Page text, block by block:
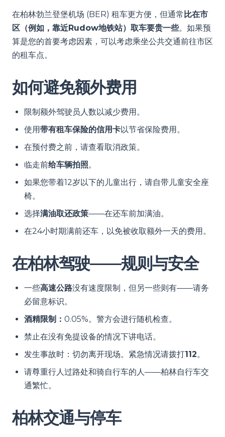
在柏林勃兰登堡机场 (BER) 租车更方便，但通常 比在市
区（例如，靠近Rudow地铁站）取车要贵一些。如果预
算是您的首要考虑因素，可以考虑乘坐公共交通前往市区
的租车点。
如何避免额外费用
限制额外驾驶员人数以减少费用。
使用带有租车保险的信用卡以节省保险费用。
在预付费之前，请查看取消政策。
临走前给车辆拍照。
如果您带着12岁以下的儿童出行，请自带儿童安全座
椅。
选择满油取还政策——在还车前加满油。
在24小时期满前还车，以免被收取额外一天的费用。
在柏林驾驶——规则与安全
一些高速公路没有速度限制，但另一些则有——请务
必留意标识。
酒精限制： 0.05%。警方会进行随机检查。
禁止在没有免提设备的情况下讲电话。
发生事故时：切勿离开现场。紧急情况请拨打112。
请尊重行人过路处和骑自行车的人——柏林自行车交
通繁忙。
柏林交通与停车